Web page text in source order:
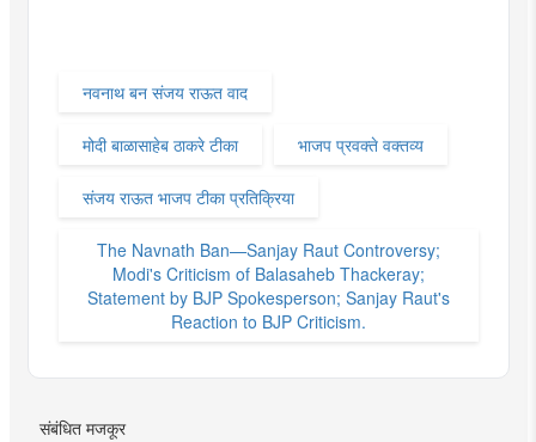
नवनाथ बन संजय राऊत वाद
मोदी बाळासाहेब ठाकरे टीका भाजप प्रवक्ते वक्तव्य
संजय राऊत भाजप टीका प्रतिक्रिया
The Navnath Ban—Sanjay Raut Controversy;
Modi's Criticism of Balasaheb Thackeray;
Statement by BJP Spokesperson; Sanjay Raut's
Reaction to BJP Criticism.
संबंधित मजकूर